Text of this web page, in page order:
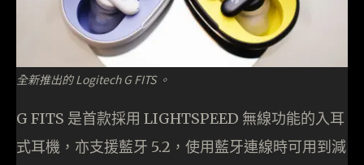
全新推出的 Logitech G FITS 。
G FITS 是首款採用 LIGHTSPEED 無線功能的入耳
式耳機，亦支援藍牙 5.2，使用藍牙連線時可用到減